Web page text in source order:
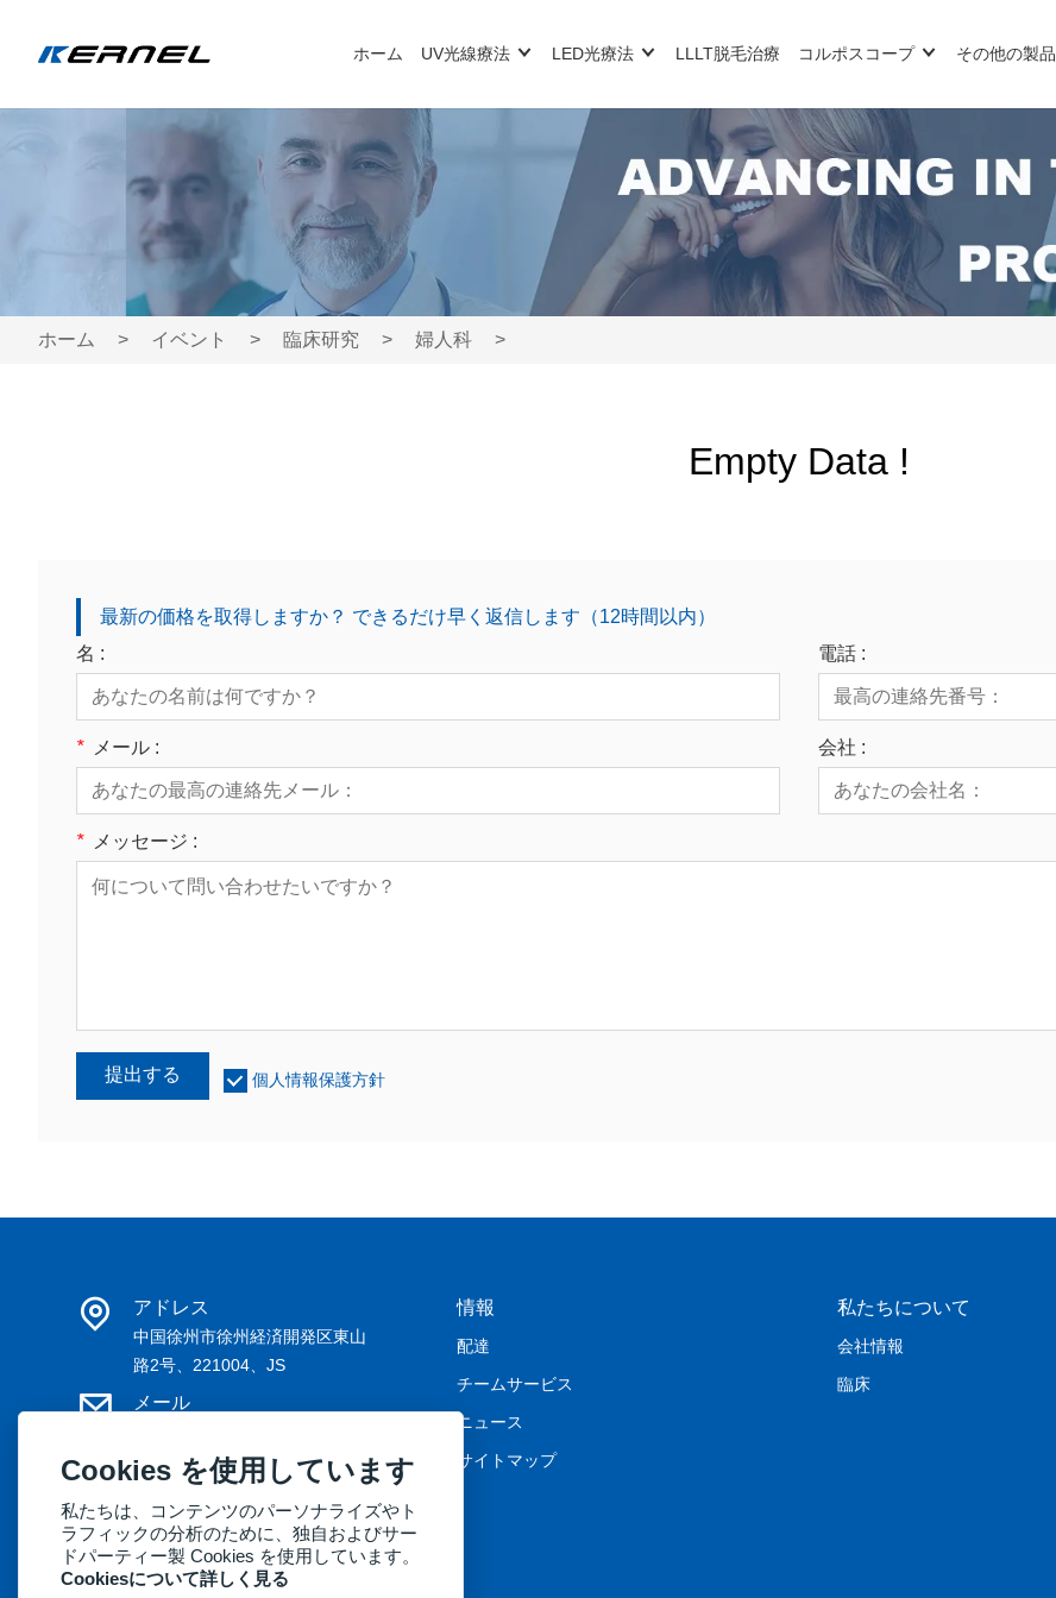
ホーム UV光線療法 LED光療法 LLLT脱毛治療 コルポスコープ その他の製品
ホーム > イベント > 臨床研究 > 婦人科 >
Empty Data !
最新の価格を取得しますか？ できるだけ早く返信します（12時間以内）
名 :
電話 :
* メール : 会社 :
* メッセージ :
提出する 個人情報保護方針
アドレス
中国徐州市徐州経済開発区東山
路2号、221004、JS
メール
service@kernelmed.com
+86-516-87732218
情報
配達
チームサービス
ニュース
サイトマップ
私たちについて
会社情報
臨床
Cookies を使用しています
私たちは、コンテンツのパーソナライズやト
ラフィックの分析のために、独自およびサー
ドパーティー製 Cookies を使用しています。
Cookiesについて詳しく見る